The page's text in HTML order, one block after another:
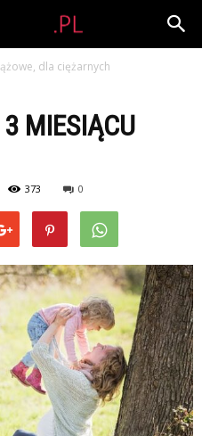
dla ciężarnych
MIESIĄCU
373 0